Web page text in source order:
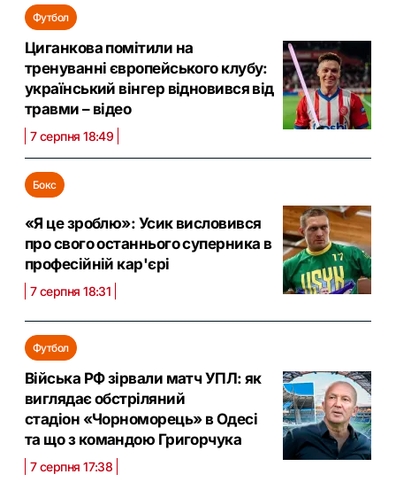
Футбол
Циганкова помітили на
тренуванні європейського клубу:
український вінгер відновився від
травми – відео
7 серпня 18:49
Бокс
«Я це зроблю»: Усик висловився
про свого останнього суперника в
професійній кар'єрі
7 серпня 18:31
Футбол
Війська РФ зірвали матч УПЛ: як
виглядає обстріляний
стадіон «Чорноморець» в Одесі
та що з командою Григорчука
7 серпня 17:38